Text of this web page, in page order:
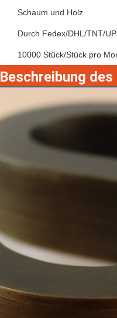
Schaum und Holz
Durch Fedex/DHL/TNT/
10000 Stück/Stück pro
Beschreibung